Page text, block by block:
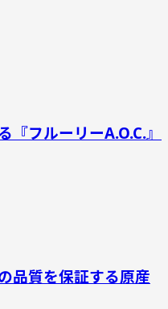
フルーリーA.O.C.』
品質を保証する原産